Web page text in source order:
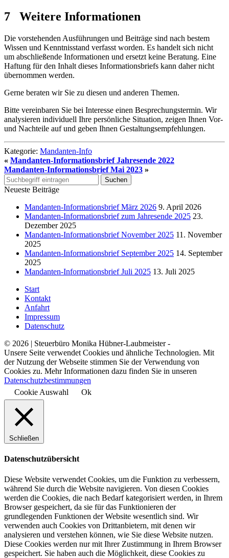
7 Weitere Informationen
Die vorstehenden Ausführungen und Beiträge sind nach bestem
Wissen und Kenntnisstand verfasst worden. Es handelt sich nicht
um abschließende Informationen und ersetzt keine Beratung. Eine
Haftung für den Inhalt dieses Informationsbriefs kann daher nicht
übernommen werden.
Gerne beraten wir Sie zu diesen und anderen Themen.
Bitte vereinbaren Sie bei Interesse einen Besprechungstermin. Wir
analysieren individuell Ihre persönliche Situation, zeigen Ihnen Vor-
und Nachteile auf und geben Ihnen Gestaltungsempfehlungen.
Kategorie: Mandanten-Info
« Mandanten-Informationsbrief Jahresende 2022
Mandanten-Informationsbrief Mai 2023 »
Neueste Beiträge
Mandanten-Informationsbrief März 2026 9. April 2026
Mandanten-Informationsbrief zum Jahresende 2025 23.
Dezember 2025
Mandanten-Informationsbrief November 2025 11. November
2025
Mandanten-Informationsbrief September 2025 14. September
2025
Mandanten-Informationsbrief Juli 2025 13. Juli 2025
Start
Kontakt
Anfahrt
Impressum
Datenschutz
© 2026 | Steuerbüro Monika Hübner-Laubmeister -
Unsere Seite verwendet Cookies und ähnliche Technologien. Mit
der Nutzung der Webseite stimmen Sie der Verwendung von
Cookies zu. Mehr Informationen dazu finden Sie in unseren
Datenschutzbestimmungen
Cookie Auswahl
Ok
Schließen
Datenschutzübersicht
Diese Website verwendet Cookies, um die Funktion zu verbessern,
während Sie durch die Website navigieren. Von diesen Cookies
werden die Cookies, die nach Bedarf kategorisiert werden, in Ihrem
Browser gespeichert, da sie für das Funktionieren der
grundlegenden Funktionen der Website wesentlich sind. Wir
verwenden auch Cookies von Drittanbietern, mit denen wir
analysieren und verstehen können, wie Sie diese Website nutzen.
Diese Cookies werden nur mit Ihrer Zustimmung in Ihrem Browser
gespeichert. Sie haben auch die Möglichkeit, diese Cookies zu